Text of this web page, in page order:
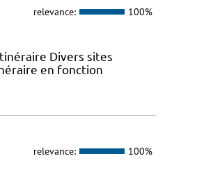
relevance: 100%
Divers sites
en fonction
relevance: 100%